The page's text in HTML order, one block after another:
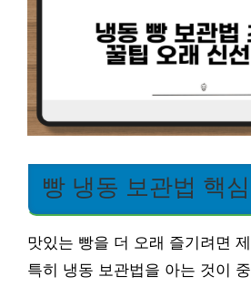
빵 냉동 보관법 핵
맛있는 빵을 더 오래 즐기려면
특히 냉동 보관법을 아는 것이